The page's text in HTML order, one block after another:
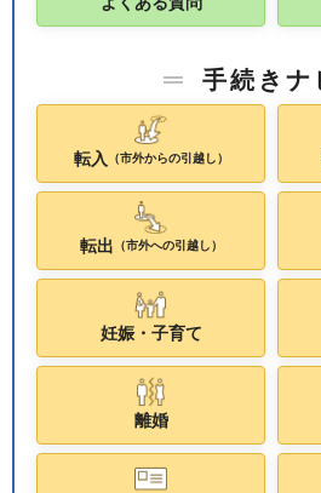
手続きナ
転入 （市外からの引越し）
転出 （市外への引越し）
妊娠・子育て
離婚